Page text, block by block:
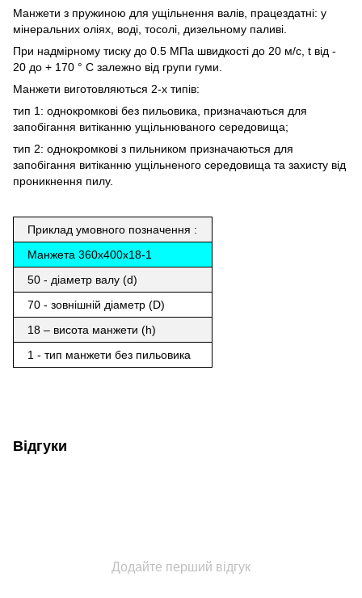
Манжети з пружиною для ущільнення валів, працездатні: у
мінеральних оліях, воді, тосолі, дизельному паливі.
При надмірному тиску до 0.5 МПа швидкості до 20 м/с, t від -
20 до + 170 ° С залежно від групи гуми.
Манжети виготовляються 2-х типів:
тип 1: однокромкові без пильовика, призначаються для
запобігання витіканню ущільнюваного середовища;
тип 2: однокромкові з пильником призначаються для
запобігання витіканню ущільненого середовища та захисту від
проникнення пилу.
Приклад умовного позначення :
Манжета 360х400х18-1
50 - діаметр валу (d)
70 - зовнішній діаметр (D)
18 – висота манжети (h)
1 - тип манжети без пильовика
Відгуки
Додайте перший відгук